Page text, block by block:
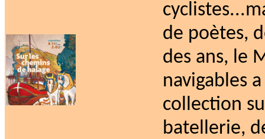
de poètes,
des ans, le
navigables
collection
batellerie,